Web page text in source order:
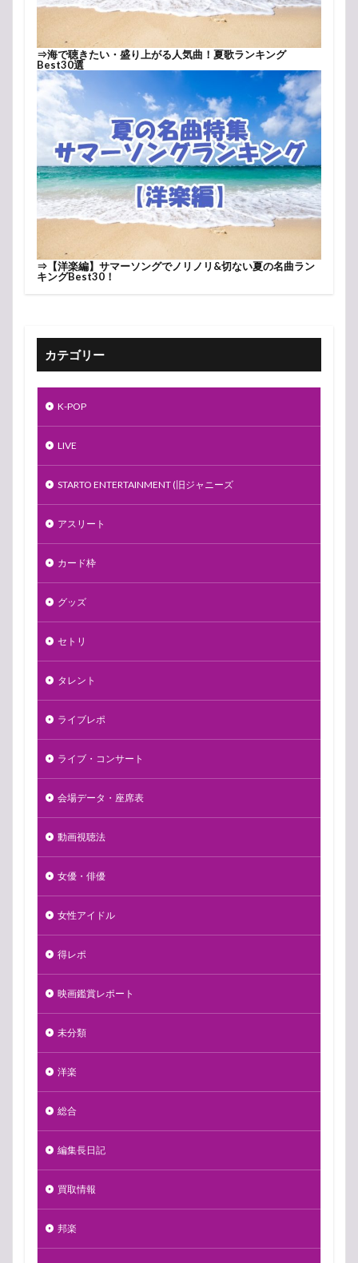
⇒海で聴きたい・盛り上がる人気曲！夏歌ランキング
Best30選
⇒ 【洋楽編】サマーソングでノリノリ&切ない夏の名曲ラン
キングBest30！
カテゴリー
K-POP
LIVE
STARTO ENTERTAINMENT (旧ジャニーズ
アスリート
カード枠
グッズ
セトリ
タレント
ライブレポ
ライブ・コンサート
会場データ・座席表
動画視聴法
女優・俳優
女性アイドル
得レポ
映画鑑賞レポート
未分類
洋楽
総合
編集長日記
買取情報
邦楽